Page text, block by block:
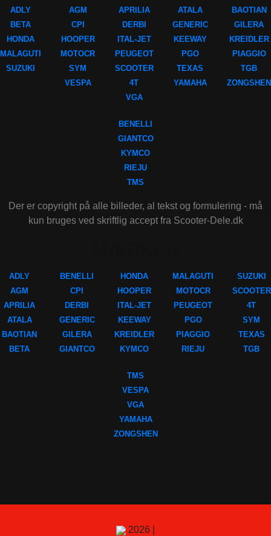
ADLY
BETA
HONDA
MALAGUTI
SUZUKI
AGM
CPI
HOOPER
MOTOCR
SYM
VESPA
APRILIA
DERBI
ITAL-JET
PEUGEOT
SCOOTER
4T
VGA
ATALA
GENERIC
KEEWAY
PGO
TEXAS
YAMAHA
BAOTIAN
GILERA
KREIDLER
PIAGGIO
TGB
ZONGSHEN
BENELLI
GIANTCO
KYMCO
RIEJU
TMS
Der er copyright på alle billeder, al tekst og formulering - må
kun bruges ved skriftlig accept fra Scooter-Dele.dk
ADLY
AGM
APRILIA
ATALA
BAOTIAN
BETA
BENELLI
CPI
DERBI
GENERIC
GILERA
GIANTCO
HONDA
HOOPER
ITAL-JET
KEEWAY
KREIDLER
KYMCO
MALAGUTI
MOTOCR
PEUGEOT
PGO
PIAGGIO
RIEJU
SUZUKI
SCOOTER
4T
SYM
TEXAS
TGB
TMS
VESPA
VGA
YAMAHA
ZONGSHEN
2026 |